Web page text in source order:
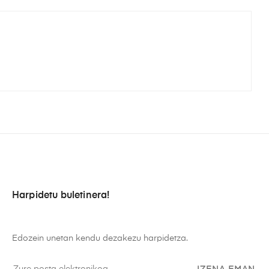
Harpidetu buletinera!
Edozein unetan kendu dezakezu harpidetza.